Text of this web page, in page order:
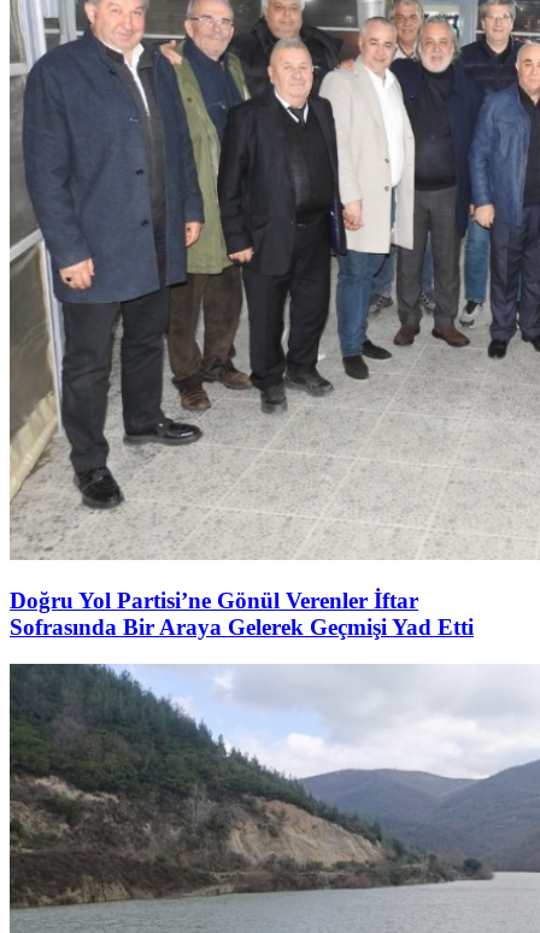
Doğru Yol Partisi’ne Gönül Verenler İftar
Sofrasında Bir Araya Gelerek Geçmişi Yad Etti